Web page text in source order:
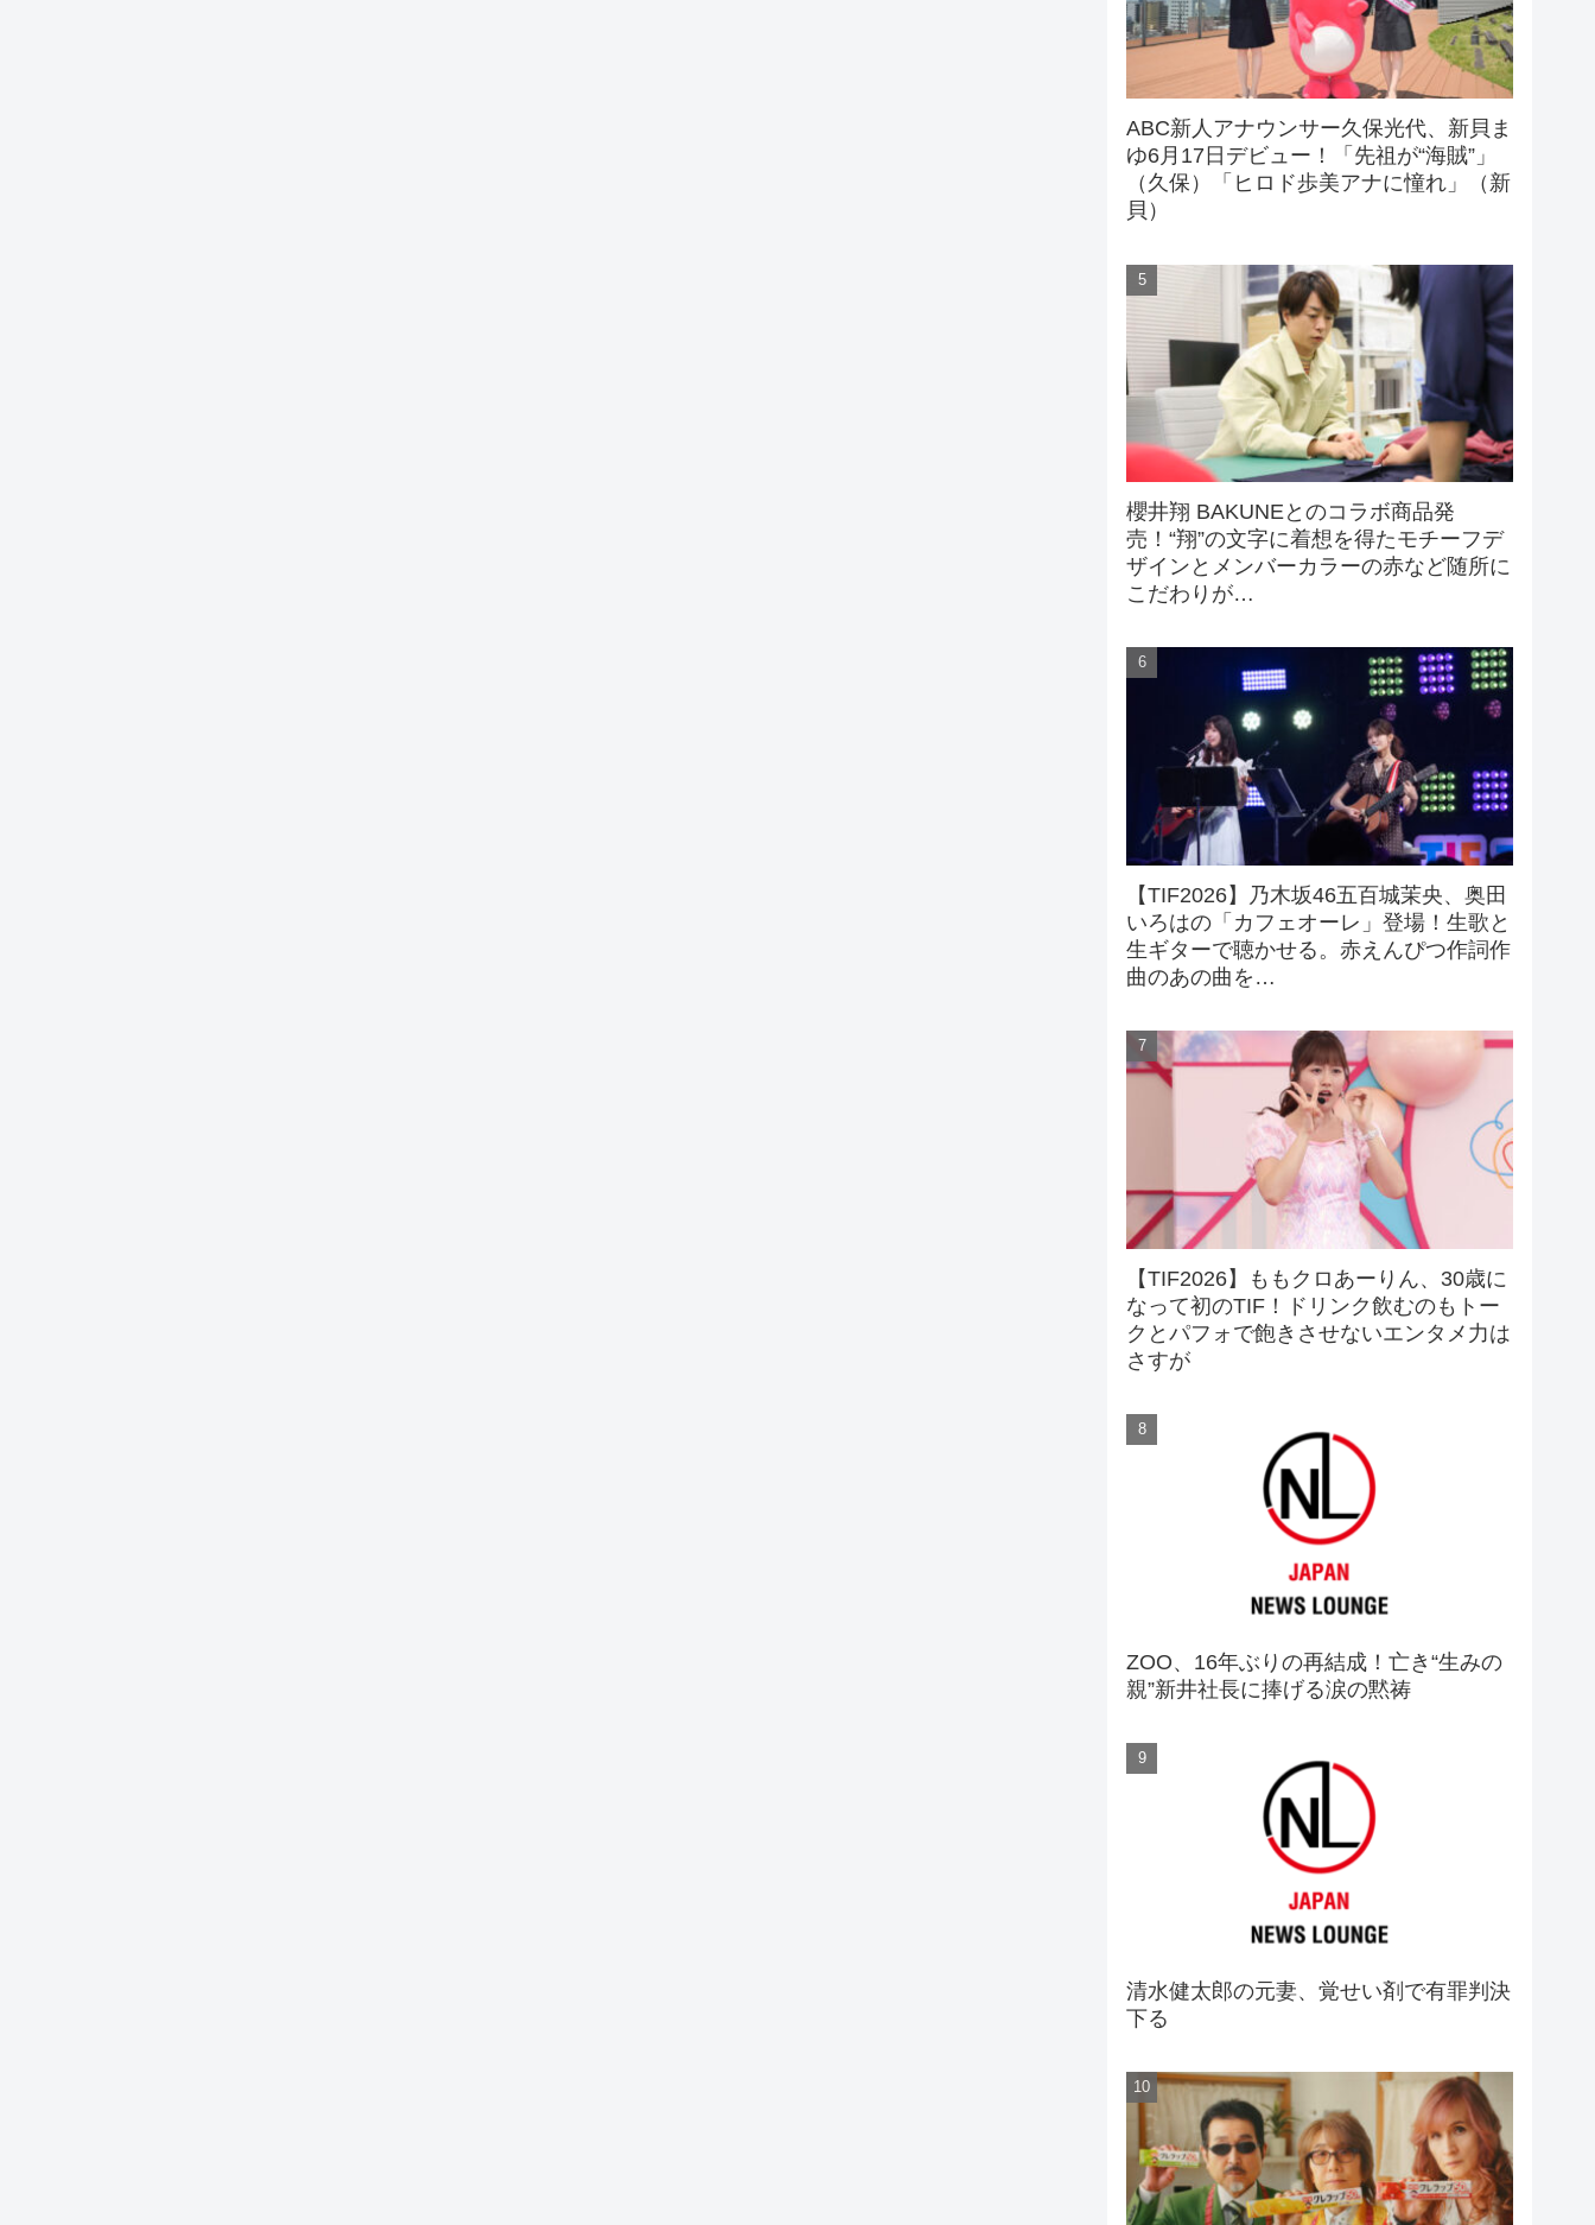
ABC新人アナウンサー久保光代、新貝ま
ゆ6月17日デビュー！「先祖が“海賊”」
（久保）「ヒロド歩美アナに憧れ」（新
貝）
櫻井翔 BAKUNEとのコラボ商品発
売！“翔”の文字に着想を得たモチーフデ
ザインとメンバーカラーの赤など随所に
こだわりが…
【TIF2026】乃木坂46五百城茉央、奥田
いろはの「カフェオーレ」登場！生歌と
生ギターで聴かせる。赤えんぴつ作詞作
曲のあの曲を…
【TIF2026】ももクロあーりん、30歳に
なって初のTIF！ドリンク飲むのもトー
クとパフォで飽きさせないエンタメ力は
さすが
ZOO、16年ぶりの再結成！亡き“生みの
親”新井社長に捧げる涙の黙祷
清水健太郎の元妻、覚せい剤で有罪判決
下る